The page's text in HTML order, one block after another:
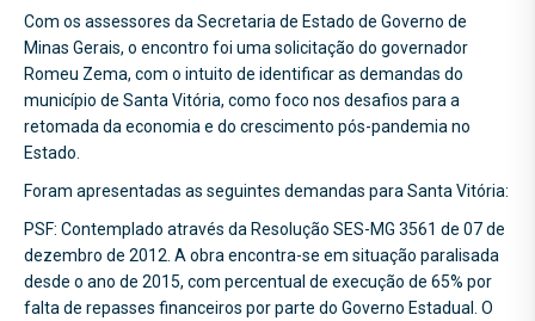
Com os assessores da Secretaria de Estado de Governo de
Minas Gerais, o encontro foi uma solicitação do governador
Romeu Zema, com o intuito de identificar as demandas do
município de Santa Vitória, como foco nos desafios para a
retomada da economia e do crescimento pós-pandemia no
Estado.
Foram apresentadas as seguintes demandas para Santa Vitória:
PSF: Contemplado através da Resolução SES-MG 3561 de 07 de
dezembro de 2012. A obra encontra-se em situação paralisada
desde o ano de 2015, com percentual de execução de 65% por
falta de repasses financeiros por parte do Governo Estadual. O